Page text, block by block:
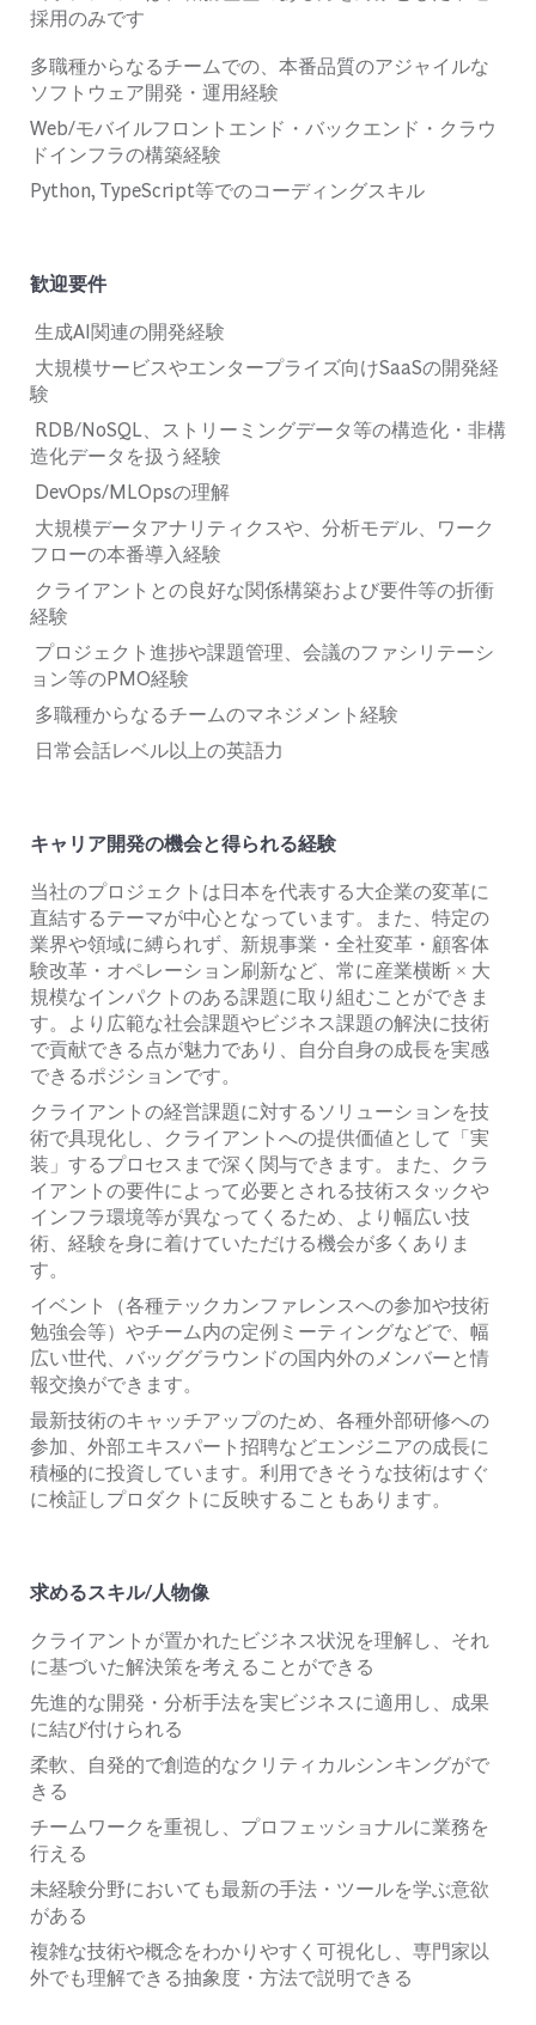
採用のみです
多職種からなるチームでの、本番品質のアジャイルな
ソフトウェア開発・運用経験
Web/モバイルフロントエンド・バックエンド・クラウ
ドインフラの構築経験
Python, TypeScript等でのコーディングスキル
歓迎要件
生成AI関連の開発経験
大規模サービスやエンタープライズ向けSaaSの開発経
験
RDB/NoSQL、ストリーミングデータ等の構造化・非構
造化データを扱う経験
DevOps/MLOpsの理解
大規模データアナリティクスや、分析モデル、ワーク
フローの本番導入経験
クライアントとの良好な関係構築および要件等の折衝
経験
プロジェクト進捗や課題管理、会議のファシリテーシ
ョン等のPMO経験
多職種からなるチームのマネジメント経験
日常会話レベル以上の英語力
キャリア開発の機会と得られる経験
当社のプロジェクトは日本を代表する大企業の変革に
直結するテーマが中心となっています。また、特定の
業界や領域に縛られず、新規事業・全社変革・顧客体
験改革・オペレーション刷新など、常に産業横断 × 大
規模なインパクトのある課題に取り組むことができま
す。より広範な社会課題やビジネス課題の解決に技術
で貢献できる点が魅力であり、自分自身の成長を実感
できるポジションです。
クライアントの経営課題に対するソリューションを技
術で具現化し、クライアントへの提供価値として「実
装」するプロセスまで深く関与できます。また、クラ
イアントの要件によって必要とされる技術スタックや
インフラ環境等が異なってくるため、より幅広い技
術、経験を身に着けていただける機会が多くありま
す。
イベント（各種テックカンファレンスへの参加や技術
勉強会等）やチーム内の定例ミーティングなどで、幅
広い世代、バッググラウンドの国内外のメンバーと情
報交換ができます。
最新技術のキャッチアップのため、各種外部研修への
参加、外部エキスパート招聘などエンジニアの成長に
積極的に投資しています。利用できそうな技術はすぐ
に検証しプロダクトに反映することもあります。
求めるスキル/⼈物像
クライアントが置かれたビジネス状況を理解し、それ
に基づいた解決策を考えることができる
先進的な開発・分析手法を実ビジネスに適用し、成果
に結び付けられる
柔軟、自発的で創造的なクリティカルシンキングがで
きる
チームワークを重視し、プロフェッショナルに業務を
行える
未経験分野においても最新の手法・ツールを学ぶ意欲
がある
複雑な技術や概念をわかりやすく可視化し、専門家以
外でも理解できる抽象度・方法で説明できる